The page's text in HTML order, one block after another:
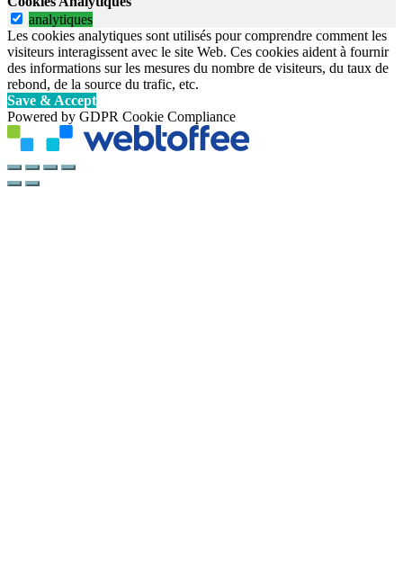
analytiques
Les cookies analytiques sont utilisés pour comprendre comment les
visiteurs interagissent avec le site Web. Ces cookies aident à fournir
des informations sur les mesures du nombre de visiteurs, du taux de
rebond, de la source du trafic, etc.
Save & Accept
Powered by GDPR Cookie Compliance